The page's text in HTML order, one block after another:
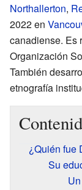
Northallerton,
2022 en
canadiense. Es
Organización
También
etnografía
¿Quién fue
Su